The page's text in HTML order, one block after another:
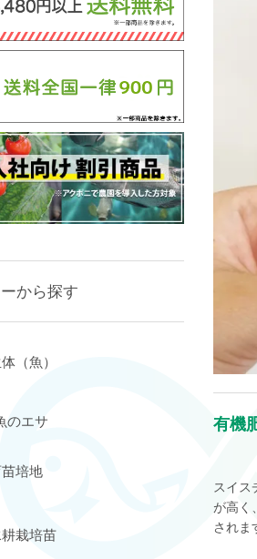
有機
スイス
が高く
されま
から探す
（魚）
のエサ
培地
栽培苗